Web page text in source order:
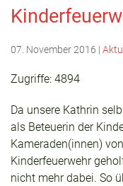
07. November 2016 |
Zugriffe: 4894
Da unsere Kathrin
als Beteuerin der
Kameraden(innen)
Kinderfeuerwehr
nicht mehr dabei. So